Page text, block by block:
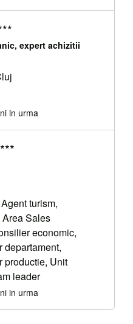
expert achizitii
in urma
turism,
Sales
economic,
departament,
productie, Unit
leader
in urma